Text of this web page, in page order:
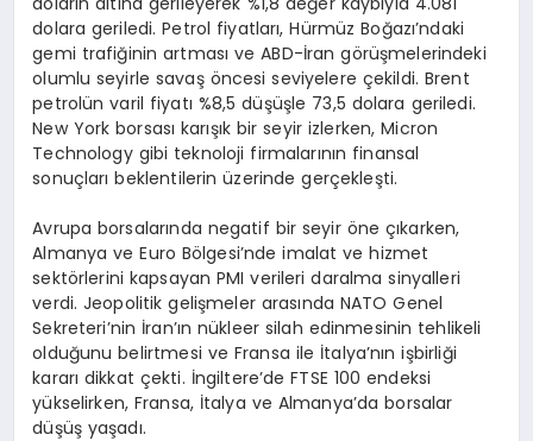
dolara geriledi. Petrol fiyatları, Hürmüz Boğazı’ndaki
gemi trafiğinin artması ve ABD-İran görüşmelerindeki
olumlu seyirle savaş öncesi seviyelere çekildi. Brent
petrolün varil fiyatı %8,5 düşüşle 73,5 dolara geriledi.
New York borsası karışık bir seyir izlerken, Micron
Technology gibi teknoloji firmalarının finansal
sonuçları beklentilerin üzerinde gerçekleşti.
Avrupa borsalarında negatif bir seyir öne çıkarken,
Almanya ve Euro Bölgesi’nde imalat ve hizmet
sektörlerini kapsayan PMI verileri daralma sinyalleri
verdi. Jeopolitik gelişmeler arasında NATO Genel
Sekreteri’nin İran’ın nükleer silah edinmesinin tehlikeli
olduğunu belirtmesi ve Fransa ile İtalya’nın işbirliği
kararı dikkat çekti. İngiltere’de FTSE 100 endeksi
yükselirken, Fransa, İtalya ve Almanya’da borsalar
düşüş yaşadı.